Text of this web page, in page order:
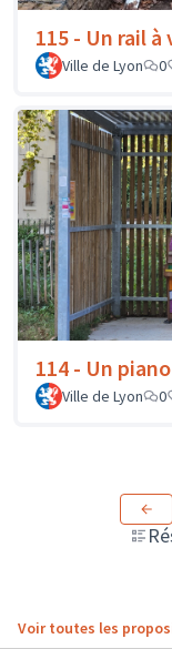
115 - Un rail à
Ville de Lyon
0
114 - Un
Ville de Lyon
0
Voir toutes les